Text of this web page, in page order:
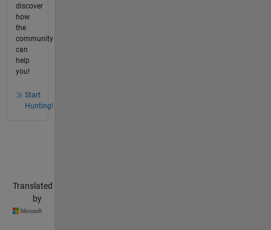
discover
how
the
community
can
help
you!
Start
Hunting!
Translated
by